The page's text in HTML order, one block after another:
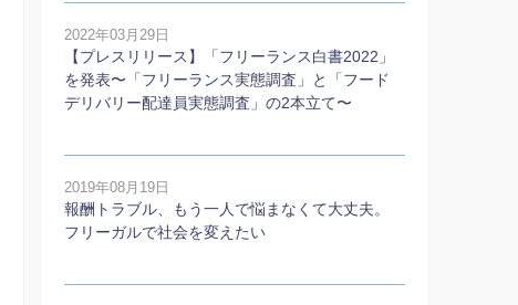
2022年03月29日
【プレスリリース】「フリーランス白書2022」
を発表〜「フリーランス実態調査」と「フード
デリバリー配達員実態調査」の2本⽴て〜
2019年08月19日
報酬トラブル、もう一人で悩まなくて大丈夫。
フリーガルで社会を変えたい